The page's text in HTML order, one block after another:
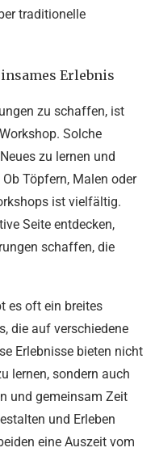
traditionelle
Erlebnis
zu schaffen, ist
Solche
zu lernen und
Töpfern, Malen oder
ist vielfältig.
Seite entdecken,
schaffen, die
es oft ein breites
die auf verschiedene
Erlebnisse bieten nicht
lernen, sondern auch
und gemeinsam Zeit
und Erleben
eine Auszeit vom